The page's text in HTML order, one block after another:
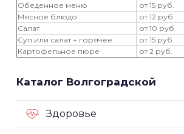
Обеденное меню
от 15 руб.
Мясное блюдо
от 12 руб.
Салат
от 10 руб.
Суп или салат + горячее
от 15 руб.
Картофельное пюре
от 2 руб.
Каталог Волгоградской
Здоровье